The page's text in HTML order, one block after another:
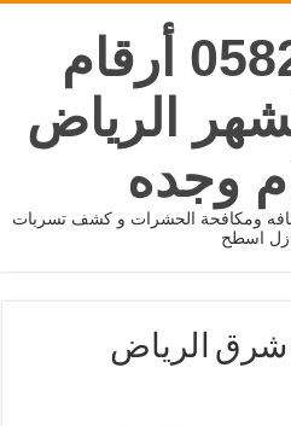
0582844035 أرقام
الرياض
وجده
ومكافحة الحشرات و كشف تسربات
اسطح
شرق الرياض